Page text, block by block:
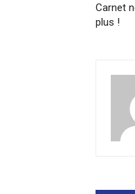
Carnet
plus !